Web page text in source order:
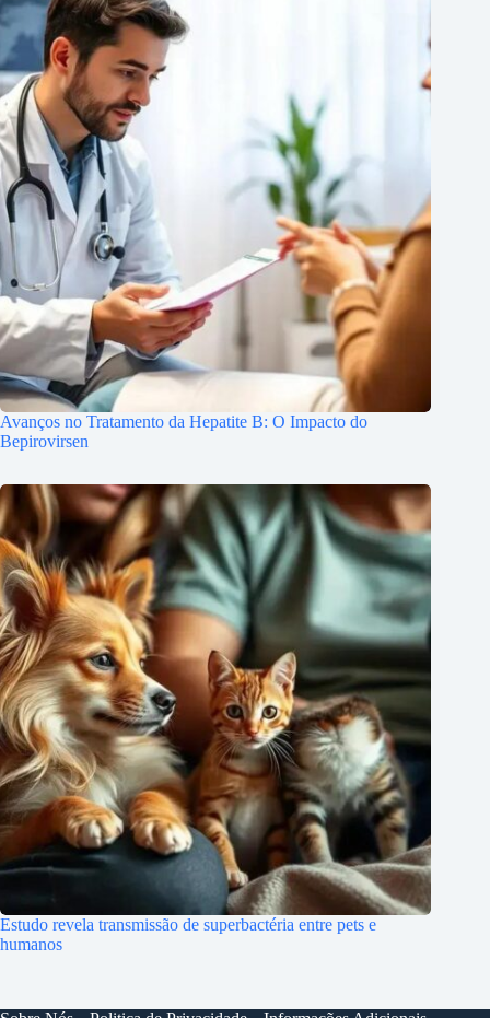
Avanços no Tratamento da Hepatite B: O Impacto do
Bepirovirsen
Estudo revela transmissão de superbactéria entre pets e
humanos